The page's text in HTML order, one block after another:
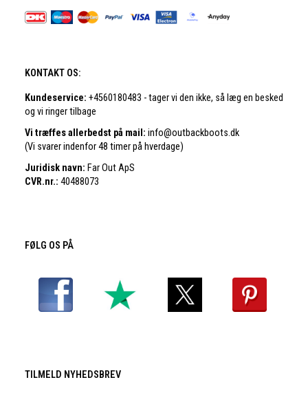
KONTAKT OS:
Kundeservice: +4560180483 - tager vi den ikke, så læg en besked
og vi ringer tilbage
Vi træffes allerbedst på mail: info@outbackboots.dk
(Vi svarer indenfor 48 timer på hverdage)
Juridisk navn: Far Out ApS
CVR.nr.: 40488073
FØLG OS PÅ
TILMELD NYHEDSBREV